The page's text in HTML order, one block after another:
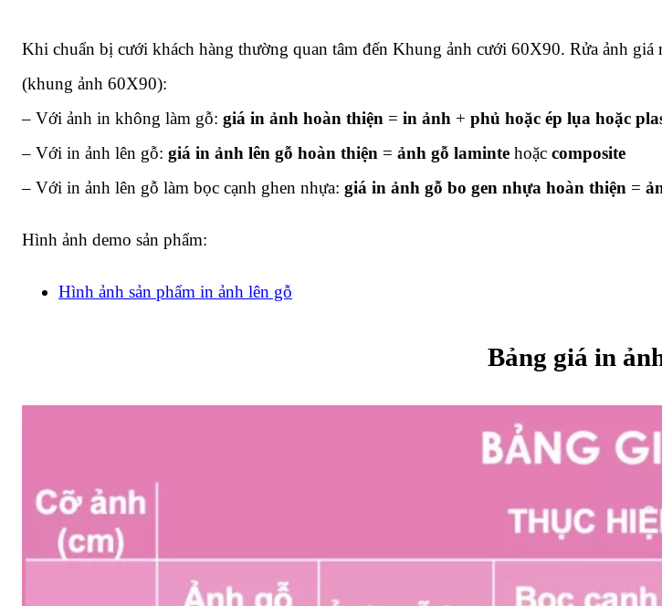
Khi chuẩn bị cưới khách hàng thường quan tâm đến Khung ảnh cưới 60X90. Rửa ảnh
(khung ảnh 60X90):
– Với ảnh in không làm gỗ: giá in ảnh hoàn thiện = in ảnh + phủ hoặc ép lụa hoặc
– Với in ảnh lên gỗ: giá in ảnh lên gỗ hoàn thiện = ảnh gỗ laminte hoặc composite
– Với in ảnh lên gỗ làm bọc cạnh ghen nhựa: giá in ảnh gỗ bo gen nhựa hoàn thiện =
Hình ảnh demo sản phẩm:
Hình ảnh sản phẩm in ảnh lên gỗ
Bảng giá in